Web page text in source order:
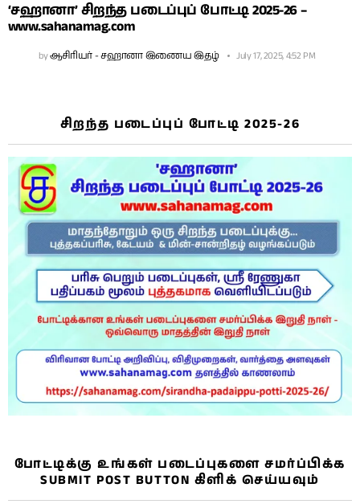
‘சஹானா’ சிறந்த படைப்புப் போட்டி 2025-26 –
www.sahanamag.com
byஆசிரியர் - சஹானா இணைய இதழ் July 17, 2025, 4:52 PM
சிறந்த படைப்புப் போட்டி 2025-26
போட்டிக்கு உங்கள் படைப்புகளை சமர்ப்பிக்க
SUBMIT POST BUTTON கிளிக் செய்யவும்